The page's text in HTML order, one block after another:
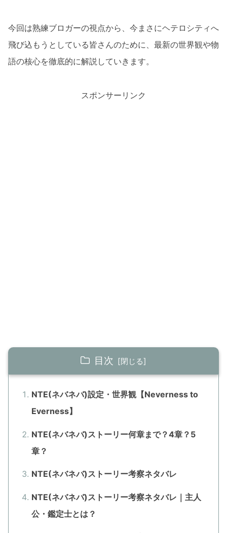
今回は熟練ブロガーの視点から、今まさにヘテロシティへ
飛び込もうとしている皆さんのために、最新の世界観や物
語の核心を徹底的に解説していきます。
スポンサーリンク
目次
NTE(ネバネバ)設定・世界観【Neverness to
Everness】
NTE(ネバネバ)ストーリー何章まで？4章？5
章？
NTE(ネバネバ)ストーリー考察ネタバレ
NTE(ネバネバ)ストーリー考察ネタバレ｜主人
公・鑑定士とは？